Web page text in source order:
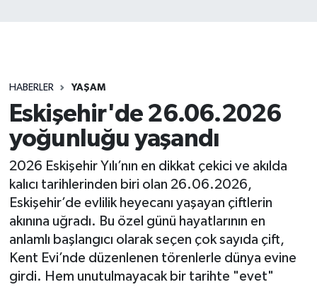
HABERLER YAŞAM
Eskişehir'de 26.06.2026
yoğunluğu yaşandı
2026 Eskişehir Yılı’nın en dikkat çekici ve akılda
kalıcı tarihlerinden biri olan 26.06.2026,
Eskişehir’de evlilik heyecanı yaşayan çiftlerin
akınına uğradı. Bu özel günü hayatlarının en
anlamlı başlangıcı olarak seçen çok sayıda çift,
Kent Evi’nde düzenlenen törenlerle dünya evine
girdi. Hem unutulmayacak bir tarihte "evet"
SPOR
YAŞAM
Son Dakika Haberleri
Haber Arşivi